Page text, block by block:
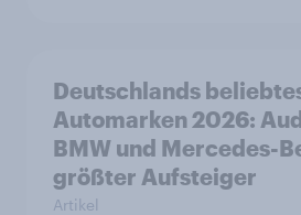
Deutschlands
Automarken 2026:
BMW und Mercedes-
größter Aufsteiger
Artikel